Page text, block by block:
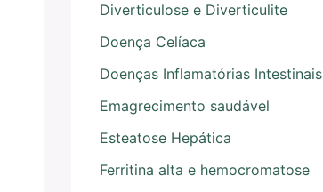
Diverticulose e Diverticulite
Doença Celíaca
Doenças Inflamatórias Intestinais
Emagrecimento saudável
Esteatose Hepática
Ferritina alta e hemocromatose